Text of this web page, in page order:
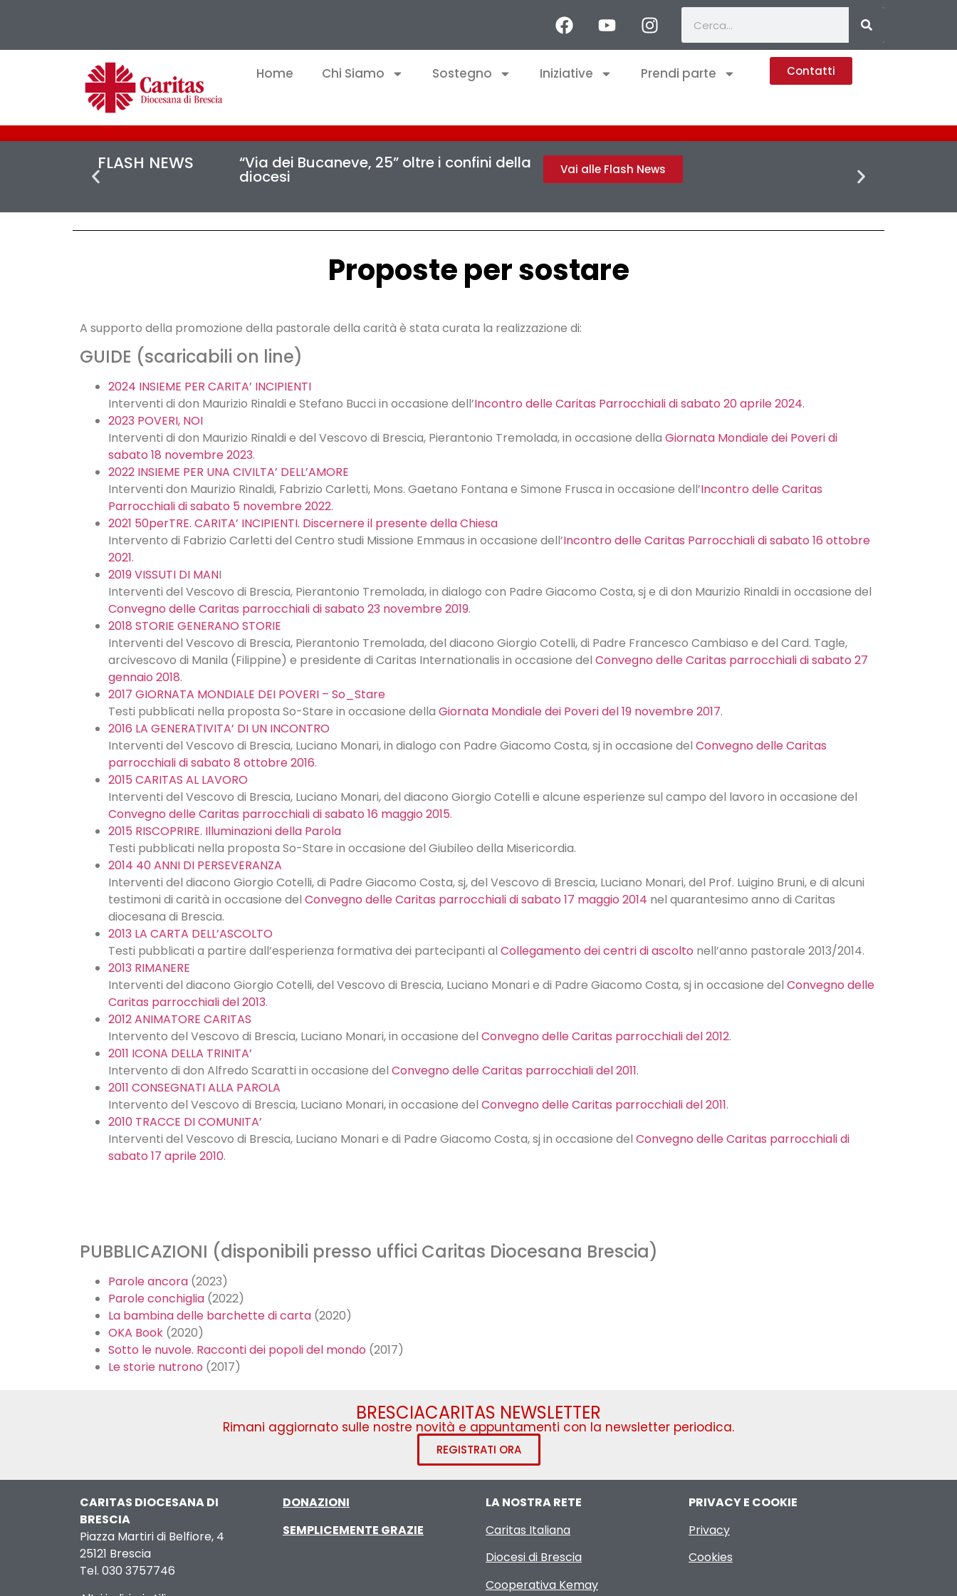
Home Chi Siamo Sostegno Iniziative Prendi parte Contatti
FLASH NEWS “Via dei Bucaneve, 25” oltre i confini della
diocesi Vai alle Flash News
Proposte per sostare
A supporto della promozione della pastorale della carità è stata curata la realizzazione di:
GUIDE (scaricabili on line)
2024 INSIEME PER CARITA’ INCIPIENTI
Interventi di don Maurizio Rinaldi e Stefano Bucci in occasione dell’Incontro delle Caritas Parrocchiali di sabato 20 aprile 2024.
2023 POVERI, NOI
Interventi di don Maurizio Rinaldi e del Vescovo di Brescia, Pierantonio Tremolada, in occasione della Giornata Mondiale dei Poveri di
sabato 18 novembre 2023.
2022 INSIEME PER UNA CIVILTA’ DELL’AMORE
Interventi don Maurizio Rinaldi, Fabrizio Carletti, Mons. Gaetano Fontana e Simone Frusca in occasione dell’Incontro delle Caritas
Parrocchiali di sabato 5 novembre 2022.
2021 50perTRE. CARITA’ INCIPIENTI. Discernere il presente della Chiesa
Intervento di Fabrizio Carletti del Centro studi Missione Emmaus in occasione dell’Incontro delle Caritas Parrocchiali di sabato 16 ottobre
2021.
2019 VISSUTI DI MANI
Interventi del Vescovo di Brescia, Pierantonio Tremolada, in dialogo con Padre Giacomo Costa, sj e di don Maurizio Rinaldi in occasione del
Convegno delle Caritas parrocchiali di sabato 23 novembre 2019.
2018 STORIE GENERANO STORIE
Interventi del Vescovo di Brescia, Pierantonio Tremolada, del diacono Giorgio Cotelli, di Padre Francesco Cambiaso e del Card. Tagle,
arcivescovo di Manila (Filippine) e presidente di Caritas Internationalis in occasione del Convegno delle Caritas parrocchiali di sabato 27
gennaio 2018.
2017 GIORNATA MONDIALE DEI POVERI – So_Stare
Testi pubblicati nella proposta So-Stare in occasione della Giornata Mondiale dei Poveri del 19 novembre 2017.
2016 LA GENERATIVITA’ DI UN INCONTRO
Interventi del Vescovo di Brescia, Luciano Monari, in dialogo con Padre Giacomo Costa, sj in occasione del Convegno delle Caritas
parrocchiali di sabato 8 ottobre 2016.
2015 CARITAS AL LAVORO
Interventi del Vescovo di Brescia, Luciano Monari, del diacono Giorgio Cotelli e alcune esperienze sul campo del lavoro in occasione del
Convegno delle Caritas parrocchiali di sabato 16 maggio 2015.
2015 RISCOPRIRE. Illuminazioni della Parola
Testi pubblicati nella proposta So-Stare in occasione del Giubileo della Misericordia.
2014 40 ANNI DI PERSEVERANZA
Interventi del diacono Giorgio Cotelli, di Padre Giacomo Costa, sj, del Vescovo di Brescia, Luciano Monari, del Prof. Luigino Bruni, e di alcuni
testimoni di carità in occasione del Convegno delle Caritas parrocchiali di sabato 17 maggio 2014 nel quarantesimo anno di Caritas
diocesana di Brescia.
2013 LA CARTA DELL’ASCOLTO
Testi pubblicati a partire dall’esperienza formativa dei partecipanti al Collegamento dei centri di ascolto nell’anno pastorale 2013/2014.
2013 RIMANERE
Interventi del diacono Giorgio Cotelli, del Vescovo di Brescia, Luciano Monari e di Padre Giacomo Costa, sj in occasione del Convegno delle
Caritas parrocchiali del 2013.
2012 ANIMATORE CARITAS
Intervento del Vescovo di Brescia, Luciano Monari, in occasione del Convegno delle Caritas parrocchiali del 2012.
2011 ICONA DELLA TRINITA’
Intervento di don Alfredo Scaratti in occasione del Convegno delle Caritas parrocchiali del 2011.
2011 CONSEGNATI ALLA PAROLA
Intervento del Vescovo di Brescia, Luciano Monari, in occasione del Convegno delle Caritas parrocchiali del 2011.
2010 TRACCE DI COMUNITA’
Interventi del Vescovo di Brescia, Luciano Monari e di Padre Giacomo Costa, sj in occasione del Convegno delle Caritas parrocchiali di
sabato 17 aprile 2010.
PUBBLICAZIONI (disponibili presso uffici Caritas Diocesana Brescia)
Parole ancora (2023)
Parole conchiglia (2022)
La bambina delle barchette di carta (2020)
OKA Book (2020)
Sotto le nuvole. Racconti dei popoli del mondo (2017)
Le storie nutrono (2017)
BRESCIACARITAS NEWSLETTER
Rimani aggiornato sulle nostre novità e appuntamenti con la newsletter periodica.
REGISTRATI ORA
CARITAS DIOCESANA DI
BRESCIA
Piazza Martiri di Belfiore, 4
25121 Brescia
Tel. 030 3757746
DONAZIONI
SEMPLICEMENTE GRAZIE
LA NOSTRA RETE
Caritas Italiana
Diocesi di Brescia
Cooperativa Kemay
PRIVACY E COOKIE
Privacy
Cookies